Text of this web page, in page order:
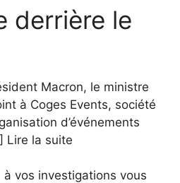
derrière le
Macron, le ministre
à Coges Events, société
d’événements
Lire la suite
vos investigations vous